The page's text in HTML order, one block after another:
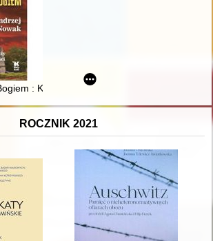
: Kościół na straży polskiej wolności
ROCZNIK 2021